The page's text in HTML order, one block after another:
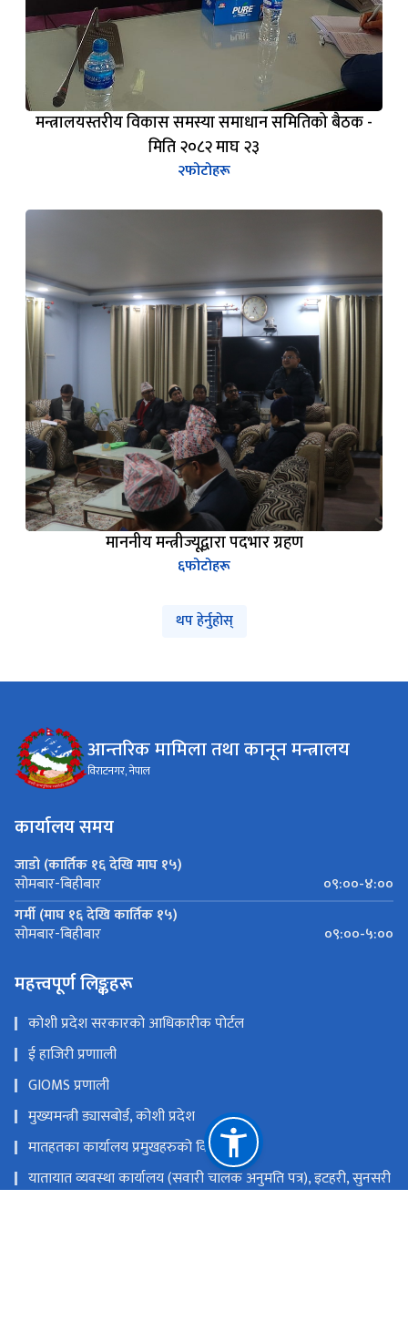
मन्त्रालयस्तरीय विकास समस्या समाधान समितिको बैठक -
मिति २०८२ माघ २३
२फोटोहरू
माननीय मन्त्रीज्यूद्वारा पदभार ग्रहण
६फोटोहरू
थप हेर्नुहोस्
कार्यालय समय
जाडो (कार्तिक १६ देखि माघ १५)
सोमबार-बिहीबार
गर्मी (माघ १६ देखि कार्तिक १५)
सोमबार-बिहीबार ०९:००-५:००
महत्त्वपूर्ण लिङ्कहरू
कोशी प्रदेश सरकारको आधिकारीक पोर्टल
ई हाजिरी प्रणााली
GIOMS प्रणाली
मुख्यमन्त्री ड्यासबोर्ड, कोशी प्रदेश
मातहतका कार्यालय प्रमुखहरुको विवरण
यातायात व्यवस्था कार्यालय (सवारी चालक अनुमति पत्र), इटहरी, सुनसरी
यातायात व्यवस्था कार्यालय, विराटनगर, मोरङ
यातायात व्यवस्था सेवा कार्यालय, धनकुटा